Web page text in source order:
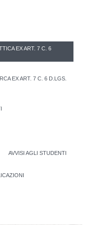
EX ART. 7 C. 6
EX ART. 7 C. 6 D.LGS.
AVVISI AGLI STUDENTI